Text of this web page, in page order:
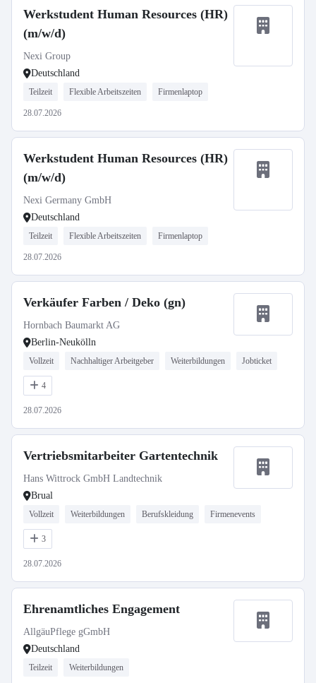
Werkstudent Human Resources (HR)
(m/w/d)
Nexi Group
Deutschland
Teilzeit Flexible Arbeitszeiten Firmenlaptop
28.07.2026
Werkstudent Human Resources (HR)
(m/w/d)
Nexi Germany GmbH
Deutschland
Teilzeit Flexible Arbeitszeiten Firmenlaptop
28.07.2026
Verkäufer Farben / Deko (gn)
Hornbach Baumarkt AG
Berlin-Neukölln
Vollzeit Nachhaltiger Arbeitgeber Weiterbildungen Jobticket
4
28.07.2026
Vertriebsmitarbeiter Gartentechnik
Hans Wittrock GmbH Landtechnik
Brual
Vollzeit Weiterbildungen Berufskleidung Firmenevents
3
28.07.2026
Ehrenamtliches Engagement
AllgäuPflege gGmbH
Deutschland
Teilzeit Weiterbildungen